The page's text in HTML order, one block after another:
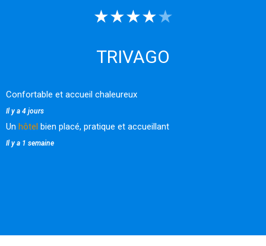
★★★★★
TRIVAGO
Confortable et accueil chaleureux
Il y a 4 jours
Un hôtel bien placé, pratique et accueillant
Il y a 1 semaine